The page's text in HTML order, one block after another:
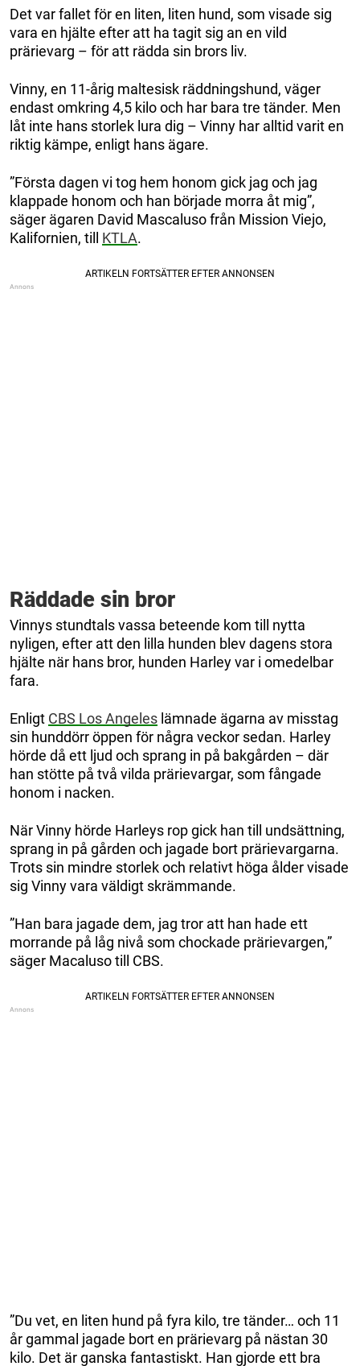
Det var fallet för en liten, liten hund, som visade sig
vara en hjälte efter att ha tagit sig an en vild
prärievarg – för att rädda sin brors liv.
Vinny, en 11-årig maltesisk räddningshund, väger
endast omkring 4,5 kilo och har bara tre tänder. Men
låt inte hans storlek lura dig – Vinny har alltid varit en
riktig kämpe, enligt hans ägare.
”Första dagen vi tog hem honom gick jag och jag
klappade honom och han började morra åt mig”,
säger ägaren David Mascaluso från Mission Viejo,
Kalifornien, till KTLA.
Räddade sin bror
Vinnys stundtals vassa beteende kom till nytta
nyligen, efter att den lilla hunden blev dagens stora
hjälte när hans bror, hunden Harley var i omedelbar
fara.
Enligt CBS Los Angeles lämnade ägarna av misstag
sin hunddörr öppen för några veckor sedan. Harley
hörde då ett ljud och sprang in på bakgården – där
han stötte på två vilda prärievargar, som fångade
honom i nacken.
När Vinny hörde Harleys rop gick han till undsättning,
sprang in på gården och jagade bort prärievargarna.
Trots sin mindre storlek och relativt höga ålder visade
sig Vinny vara väldigt skrämmande.
”Han bara jagade dem, jag tror att han hade ett
morrande på låg nivå som chockade prärievargen,”
säger Macaluso till CBS.
”Du vet, en liten hund på fyra kilo, tre tänder… och 11
år gammal jagade bort en prärievarg på nästan 30
kilo. Det är ganska fantastiskt. Han gjorde ett bra